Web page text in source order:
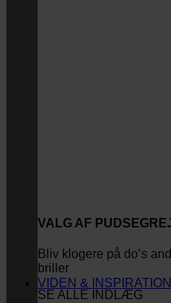
VALG AF
Bliv klogere på do’s
briller
SE ALLE INDLÆG
VIDEN & INSPIRATION